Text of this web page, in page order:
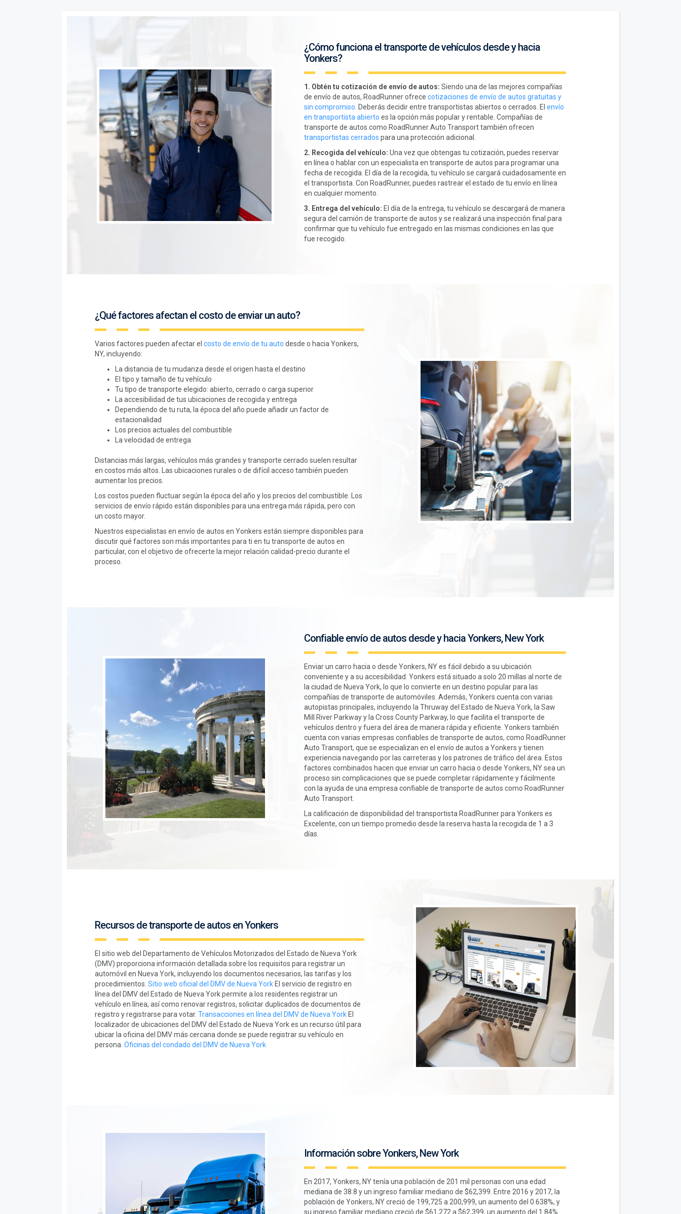
¿Cómo funciona el transporte de vehículos desde y hacia
Yonkers?
1. Obtén tu cotización de envío de autos: Siendo una de las mejores compañías
de envío de autos, RoadRunner ofrece cotizaciones de envío de autos gratuitas y
sin compromiso. Deberás decidir entre transportistas abiertos o cerrados. El envío
en transportista abierto es la opción más popular y rentable. Compañías de
transporte de autos como RoadRunner Auto Transport también ofrecen
transportistas cerrados para una protección adicional.
2. Recogida del vehículo: Una vez que obtengas tu cotización, puedes reservar
en línea o hablar con un especialista en transporte de autos para programar una
fecha de recogida. El día de la recogida, tu vehículo se cargará cuidadosamente en
el transportista. Con RoadRunner, puedes rastrear el estado de tu envío en línea
en cualquier momento.
3. Entrega del vehículo: El día de la entrega, tu vehículo se descargará de manera
segura del camión de transporte de autos y se realizará una inspección final para
confirmar que tu vehículo fue entregado en las mismas condiciones en las que
fue recogido.
¿Qué factores afectan el costo de enviar un auto?
Varios factores pueden afectar el costo de envío de tu auto desde o hacia Yonkers,
NY, incluyendo:
La distancia de tu mudanza desde el origen hasta el destino
El tipo y tamaño de tu vehículo
Tu tipo de transporte elegido: abierto, cerrado o carga superior
La accesibilidad de tus ubicaciones de recogida y entrega
Dependiendo de tu ruta, la época del año puede añadir un factor de
estacionalidad
Los precios actuales del combustible
La velocidad de entrega
Distancias más largas, vehículos más grandes y transporte cerrado suelen resultar
en costos más altos. Las ubicaciones rurales o de difícil acceso también pueden
aumentar los precios.
Los costos pueden fluctuar según la época del año y los precios del combustible. Los
servicios de envío rápido están disponibles para una entrega más rápida, pero con
un costo mayor.
Nuestros especialistas en envío de autos en Yonkers están siempre disponibles para
discutir qué factores son más importantes para ti en tu transporte de autos en
particular, con el objetivo de ofrecerte la mejor relación calidad-precio durante el
proceso.
Confiable envío de autos desde y hacia Yonkers, New York
Enviar un carro hacia o desde Yonkers, NY es fácil debido a su ubicación
conveniente y a su accesibilidad. Yonkers está situado a solo 20 millas al norte de
la ciudad de Nueva York, lo que lo convierte en un destino popular para las
compañías de transporte de automóviles. Además, Yonkers cuenta con varias
autopistas principales, incluyendo la Thruway del Estado de Nueva York, la Saw
Mill River Parkway y la Cross County Parkway, lo que facilita el transporte de
vehículos dentro y fuera del área de manera rápida y eficiente. Yonkers también
cuenta con varias empresas confiables de transporte de autos, como RoadRunner
Auto Transport, que se especializan en el envío de autos a Yonkers y tienen
experiencia navegando por las carreteras y los patrones de tráfico del área. Estos
factores combinados hacen que enviar un carro hacia o desde Yonkers, NY sea un
proceso sin complicaciones que se puede completar rápidamente y fácilmente
con la ayuda de una empresa confiable de transporte de autos como RoadRunner
Auto Transport.
La calificación de disponibilidad del transportista RoadRunner para Yonkers es
Excelente, con un tiempo promedio desde la reserva hasta la recogida de 1 a 3
días.
Recursos de transporte de autos en Yonkers
El sitio web del Departamento de Vehículos Motorizados del Estado de Nueva York
(DMV) proporciona información detallada sobre los requisitos para registrar un
automóvil en Nueva York, incluyendo los documentos necesarios, las tarifas y los
procedimientos. Sitio web oficial del DMV de Nueva York El servicio de registro en
línea del DMV del Estado de Nueva York permite a los residentes registrar un
vehículo en línea, así como renovar registros, solicitar duplicados de documentos de
registro y registrarse para votar. Transacciones en línea del DMV de Nueva York El
localizador de ubicaciones del DMV del Estado de Nueva York es un recurso útil para
ubicar la oficina del DMV más cercana donde se puede registrar su vehículo en
persona. Oficinas del condado del DMV de Nueva York
Información sobre Yonkers, New York
En 2017, Yonkers, NY tenía una población de 201 mil personas con una edad
mediana de 38.8 y un ingreso familiar mediano de $62,399. Entre 2016 y 2017, la
población de Yonkers, NY creció de 199,725 a 200,999, un aumento del 0.638%, y
su ingreso familiar mediano creció de $61,272 a $62,399, un aumento del 1.84%.